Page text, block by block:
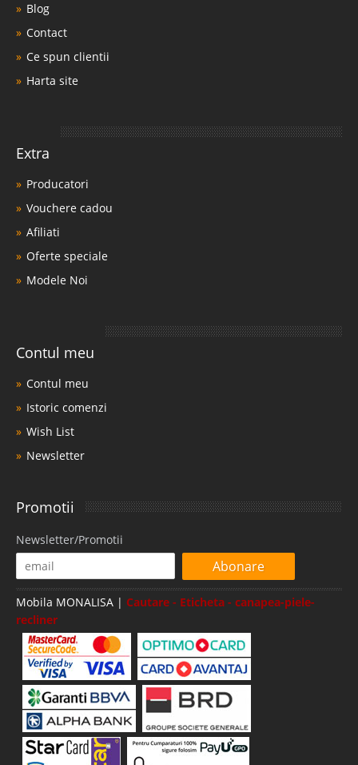
Blog
Contact
Ce spun clientii
Harta site
Extra
Producatori
Vouchere cadou
Afiliati
Oferte speciale
Modele Noi
Contul meu
Contul meu
Istoric comenzi
Wish List
Newsletter
Promotii
Newsletter/Promotii
Abonare
Mobila MONALISA | Cautare - Eticheta - canapea-piele-
recliner